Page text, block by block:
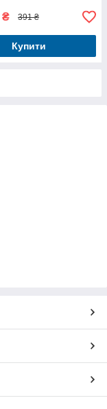
₴ 391 ₴
Купити